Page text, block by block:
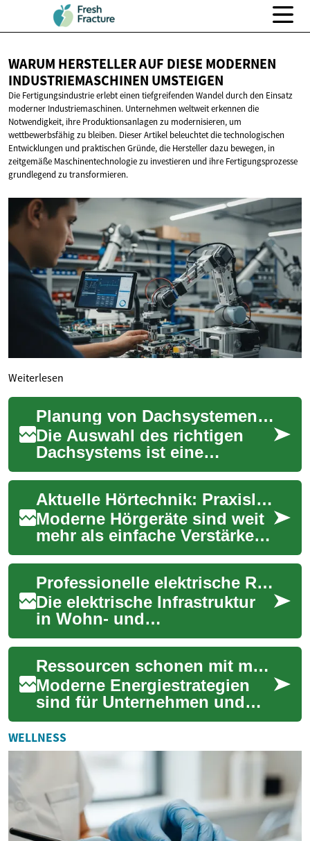
WARUM HERSTELLER AUF DIESE MODERNEN
INDUSTRIEMASCHINEN UMSTEIGEN
Die Fertigungsindustrie erlebt einen tiefgreifenden Wandel durch den Einsatz
moderner Industriemaschinen. Unternehmen weltweit erkennen die
Notwendigkeit, ihre Produktionsanlagen zu modernisieren, um
wettbewerbsfähig zu bleiben. Dieser Artikel beleuchtet die technologischen
Entwicklungen und praktischen Gründe, die Hersteller dazu bewegen, in
zeitgemäße Maschinentechnologie zu investieren und ihre Fertigungsprozesse
grundlegend zu transformieren.
Weiterlesen
Planung von Dachsystemen mit langer Lebensdauer
Die Auswahl des richtigen
Dachsystems ist eine
fundamentale Entscheidung
für jedes Gebäude, die
weitreichende Auswirk...
Aktuelle Hörtechnik: Praxisleitfaden zu modernen Hörgeräten
Moderne Hörgeräte sind weit
mehr als einfache Verstärker:
Sie nutzen digitale
Signalverarbeitung,
Bluetooth-Verbindun...
Professionelle elektrische Reparaturen
Die elektrische Infrastruktur
in Wohn- und
Geschäftsgebäuden ist das
Rückgrat des modernen
Lebens, doch sie ist auch ...Ressourcen schonen mit modernen Energiestrategien
Moderne Energiestrategien
sind für Unternehmen und
Haushalte gleichermaßen
entscheidend, um den
Verbrauch zu optimier...
WELLNESS